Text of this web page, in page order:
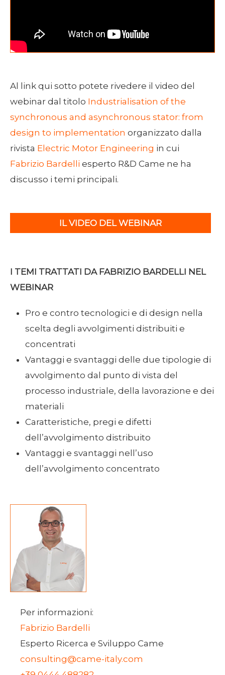
Al link qui sotto potete rivedere il video del
webinar dal titolo Industrialisation of the
synchronous and asynchronous stator: from
design to implementation organizzato dalla
rivista Electric Motor Engineering in cui
Fabrizio Bardelli esperto R&D Came ne ha
discusso i temi principali.
IL VIDEO DEL WEBINAR
I TEMI TRATTATI DA FABRIZIO BARDELLI NEL
WEBINAR
Pro e contro tecnologici e di design nella
scelta degli avvolgimenti distribuiti e
concentrati
Vantaggi e svantaggi delle due tipologie di
avvolgimento dal punto di vista del
processo industriale, della lavorazione e dei
materiali
Caratteristiche, pregi e difetti
dell’avvolgimento distribuito
Vantaggi e svantaggi nell’uso
dell’avvolgimento concentrato
Per informazioni:
Fabrizio Bardelli
Esperto Ricerca e Sviluppo Came
consulting@came-italy.com